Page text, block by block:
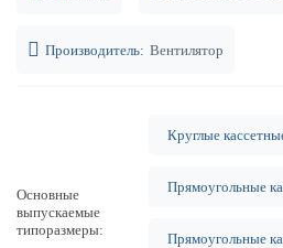
Производитель: Вентилятор
Основные
выпускаемые
типоразмеры
Круглые
Прямоугольные
Прямоугольные